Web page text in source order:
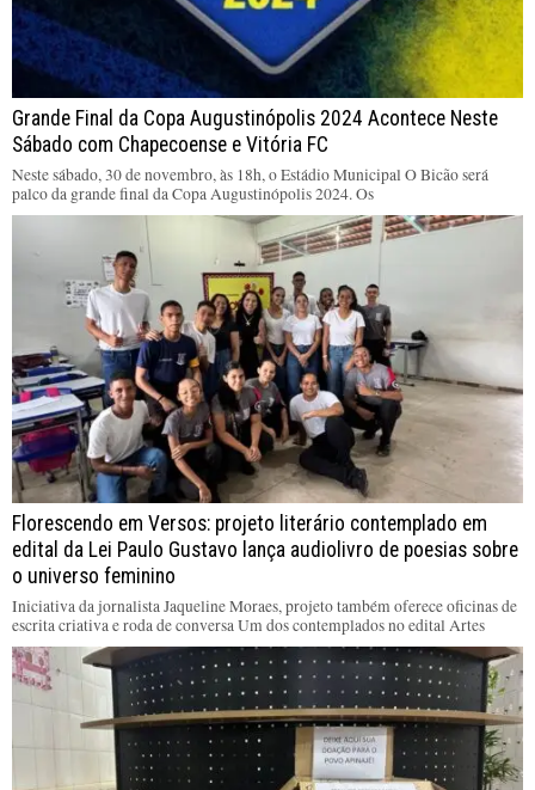
Grande Final da Copa Augustinópolis 2024 Acontece Neste
Sábado com Chapecoense e Vitória FC
Neste sábado, 30 de novembro, às 18h, o Estádio Municipal O Bicão será
palco da grande final da Copa Augustinópolis 2024. Os
Florescendo em Versos: projeto literário contemplado em
edital da Lei Paulo Gustavo lança audiolivro de poesias sobre
o universo feminino
Iniciativa da jornalista Jaqueline Moraes, projeto também oferece oficinas de
escrita criativa e roda de conversa Um dos contemplados no edital Artes